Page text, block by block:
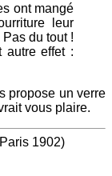
ont mangé
leur
du tout !
autre effet :
propose un verre
vous plaire.
1902)